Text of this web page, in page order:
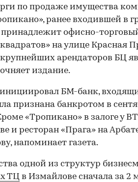
по продаже имущества
ранее входившей в
офисно-
на улице Красная
арендаторов БЦ
издание.
БМ-банк,
признана банкротом в
«Тропикано» в залоге у
и ресторан «Прага» на
напоминает газета.
одной из структур
ТЦ в Измайлове сначала за 2